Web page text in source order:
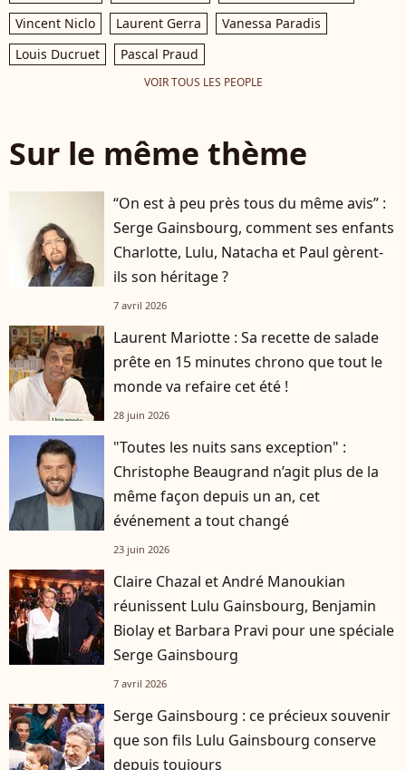
Vincent Niclo
Laurent Gerra
Vanessa Paradis
Louis Ducruet
Pascal Praud
VOIR TOUS LES PEOPLE
Sur le même thème
“On est à peu près tous du même avis” :
Serge Gainsbourg, comment ses enfants
Charlotte, Lulu, Natacha et Paul gèrent-
ils son héritage ?
7 avril 2026
Laurent Mariotte : Sa recette de salade
prête en 15 minutes chrono que tout le
monde va refaire cet été !
28 juin 2026
"Toutes les nuits sans exception" :
Christophe Beaugrand n’agit plus de la
même façon depuis un an, cet
événement a tout changé
23 juin 2026
Claire Chazal et André Manoukian
réunissent Lulu Gainsbourg, Benjamin
Biolay et Barbara Pravi pour une spéciale
Serge Gainsbourg
7 avril 2026
Serge Gainsbourg : ce précieux souvenir
que son fils Lulu Gainsbourg conserve
depuis toujours